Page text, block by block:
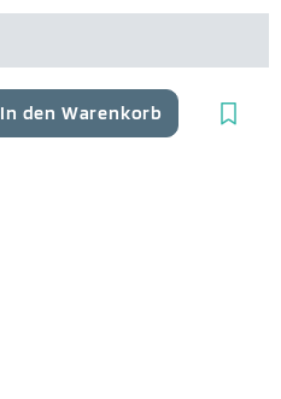
In den Warenkorb